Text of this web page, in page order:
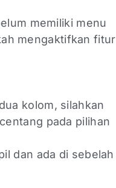
memiliki menu
mengaktifkan fitur
kolom, silahkan
pada pilihan
dan ada di sebelah